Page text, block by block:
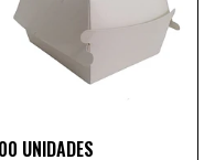
UNIDADES